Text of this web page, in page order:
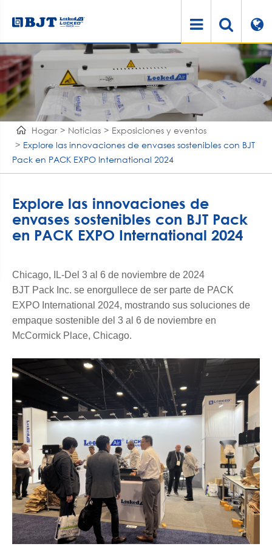
Hogar Noticias
Exposiciones y eventos
Explore las innovaciones de envases sostenibles con BJT
Pack en PACK EXPO International 2024
Explore las innovaciones de
envases sostenibles con BJT Pack
en PACK EXPO International 2024
Chicago, IL-Del 3 al 6 de noviembre de 2024
BJT Pack Inc. se enorgullece de ser parte de PACK
EXPO International 2024, mostrando sus soluciones de
empaque sostenible del 3 al 6 de noviembre en
McCormick Place, Chicago.